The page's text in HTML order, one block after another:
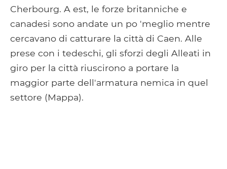
Cherbourg. A est, le forze britanniche e
canadesi sono andate un po 'meglio mentre
cercavano di catturare la città di Caen. Alle
prese con i tedeschi, gli sforzi degli Alleati in
giro per la città riuscirono a portare la
maggior parte dell'armatura nemica in quel
settore (Mappa).